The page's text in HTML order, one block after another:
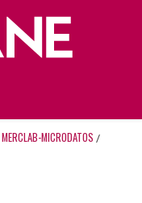
MERCLAB-MICRODATOS /